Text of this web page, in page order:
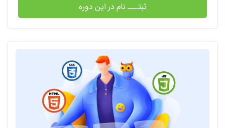
ثبتـــ نام در این دوره